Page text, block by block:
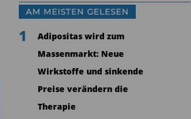
AM MEISTEN GELESEN
1
Adipositas wird zum
Massenmarkt: Neue
Wirkstoffe und sinkende
Preise verändern die
Therapie